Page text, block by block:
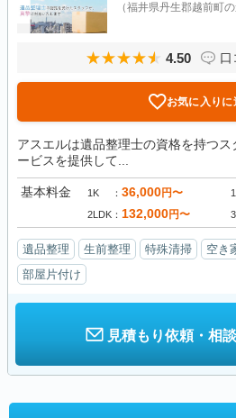
（福井県丹生郡越前町の
4.50 口
お気に入りに
アスエルは遺品整理士の資格を持つ
ービスを提供して...
基本料金 1K 36,000円〜
2LDK 132,000円〜
遺品整理 生前整理 特殊清掃 空き
部屋片付け
見積もり依頼・相談